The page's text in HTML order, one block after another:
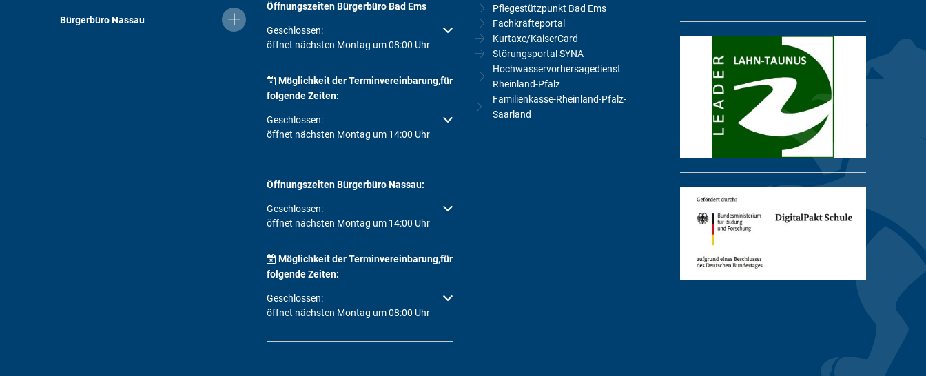
Bürgerbüro Nassau
Öffnungszeiten Bürgerbüro Bad Ems
Klicken, um weitere Öffnungs- oder Schließzeiten auszublenden
Geschlossen:
öffnet nächsten Montag um 08:00 Uhr
Möglichkeit der Terminvereinbarung,für
folgende Zeiten:
Klicken, um weitere Öffnungs- oder Schließzeiten auszublenden
Geschlossen:
öffnet nächsten Montag um 14:00 Uhr
Öffnungszeiten Bürgerbüro Nassau:
Klicken, um weitere Öffnungs- oder Schließzeiten auszublenden
Geschlossen:
öffnet nächsten Montag um 14:00 Uhr
Möglichkeit der Terminvereinbarung,für
folgende Zeiten:
Klicken, um weitere Öffnungs- oder Schließzeiten auszublenden
Geschlossen:
öffnet nächsten Montag um 08:00 Uhr
Pflegestützpunkt Bad Ems
Fachkräfteportal
Kurtaxe/KaiserCard
Störungsportal SYNA
Hochwasservorhersagedienst
Rheinland-Pfalz
Familienkasse-Rheinland-Pfalz-
Saarland